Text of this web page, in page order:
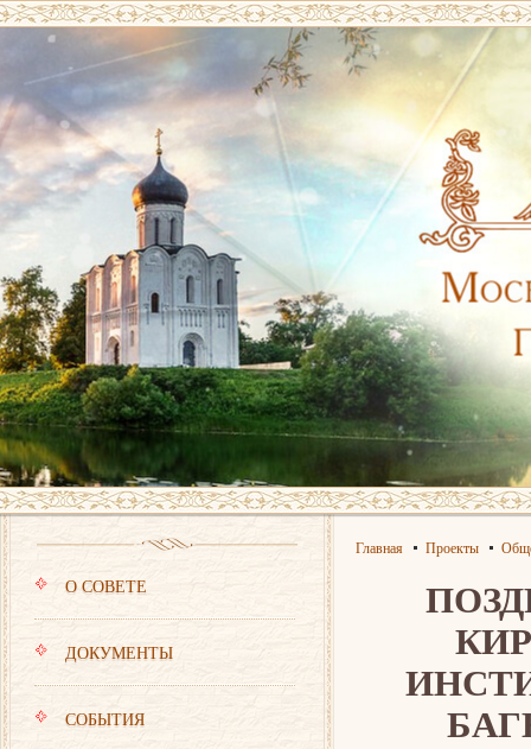
О СОВЕТЕ
ДОКУМЕНТЫ
СОБЫТИЯ
Главная Проекты